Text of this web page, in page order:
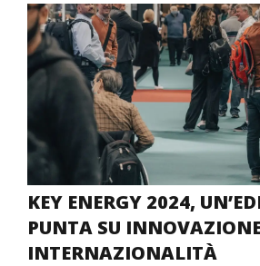
KEY ENERGY 2024,
PUNTA SU
INTERNAZIONALITÀ